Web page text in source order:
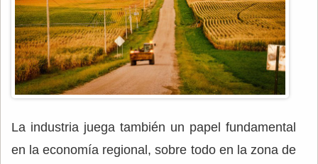
La industria juega también un papel fundamental
en la economía regional, sobre todo en la zona de